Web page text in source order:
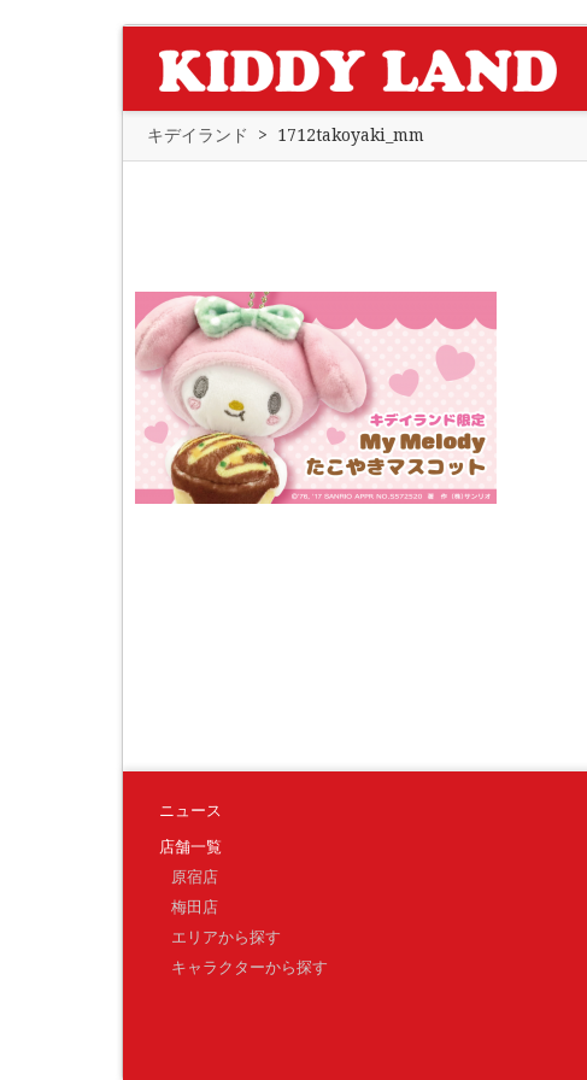
キデイランド > 1712takoyaki_mm
ニュース
店舗一覧
原宿店
梅田店
エリアから探す
キャラクターから探す